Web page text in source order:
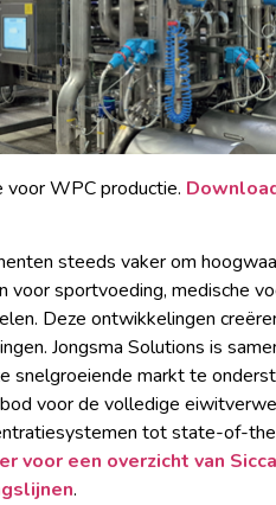
WPC productie.
steeds vaker om
sportvoeding, medische
Deze ontwikkelingen
Jongsma Solutions is
snelgroeiende markt te
voor de volledige
tot state-of-
voor een overzicht van
.